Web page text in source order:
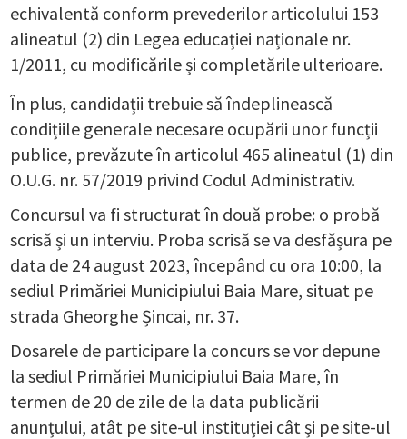
echivalentă conform prevederilor articolului 153
alineatul (2) din Legea educației naționale nr.
1/2011, cu modificările și completările ulterioare.
În plus, candidații trebuie să îndeplinească
condițiile generale necesare ocupării unor funcții
publice, prevăzute în articolul 465 alineatul (1) din
O.U.G. nr. 57/2019 privind Codul Administrativ.
Concursul va fi structurat în două probe: o probă
scrisă și un interviu. Proba scrisă se va desfășura pe
data de 24 august 2023, începând cu ora 10:00, la
sediul Primăriei Municipiului Baia Mare, situat pe
strada Gheorghe Șincai, nr. 37.
Dosarele de participare la concurs se vor depune
la sediul Primăriei Municipiului Baia Mare, în
termen de 20 de zile de la data publicării
anunțului, atât pe site-ul instituției cât și pe site-ul